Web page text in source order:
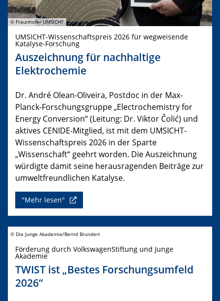
© Fraunhofer UMSICHT
UMSICHT-Wissenschaftspreis 2026 für wegweisende
Katalyse-Forschung
Auszeichnung für nachhaltige
Elektrochemie
Dr. André Olean-Oliveira, Postdoc in der Max-
Planck-Forschungsgruppe „Electrochemistry for
Energy Conversion“ (Leitung: Dr. Viktor Čolić) und
aktives CENIDE-Mitglied, ist mit dem UMSICHT-
Wissenschaftspreis 2026 in der Sparte
„Wissenschaft“ geehrt worden. Die Auszeichnung
würdigte damit seine herausragenden Beiträge zur
umweltfreundlichen Katalyse.
"Mehr lesen"
© Die Junge Akademie/Bernd Brundert
Förderung durch VolkswagenStiftung und Junge
Akademie
TWIST ist „Bestes Forschungsumfeld
2026“